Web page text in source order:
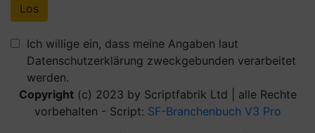
Ich willige ein, dass meine Angaben laut
Datenschutzerklärung zweckgebunden verarbeitet
werden.
Copyright(c) 2023 by Scriptfabrik Ltd | alle Rechte
vorbehalten - Script: SF-Branchenbuch V3 Pro